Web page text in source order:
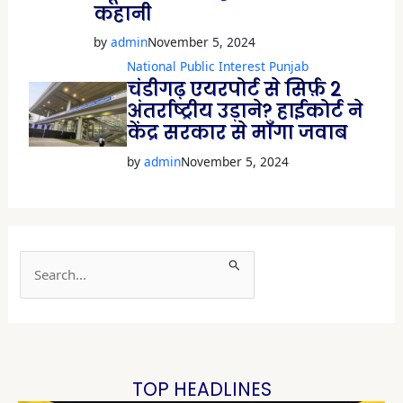
कहानी
by adminNovember 5, 2024
National Public Interest Punjab
चंडीगढ़ एयरपोर्ट से सिर्फ़ 2
अंतर्राष्ट्रीय उड़ाने? हाईकोर्ट ने
केंद्र सरकार से माँगा जवाब
by adminNovember 5, 2024
TOP HEADLINES